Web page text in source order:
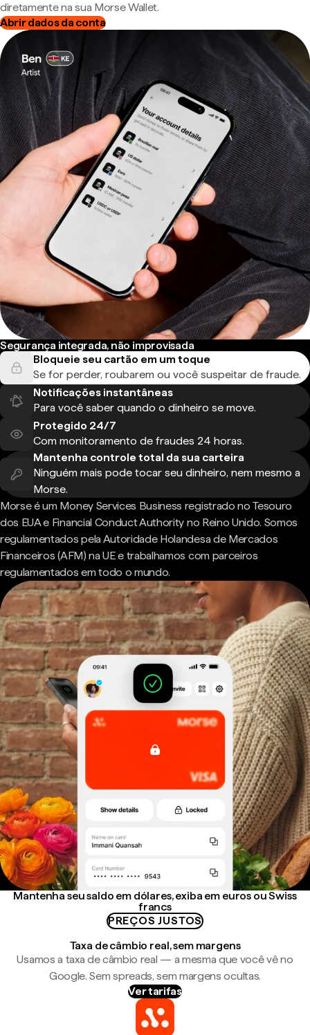
diretamente na sua Morse Wallet.
Abrir dados da conta
Segurança integrada, não improvisada
Bloqueie seu cartão em um toque
Se for perder, roubarem ou você suspeitar de fraude.
Notificações instantâneas
Para você saber quando o dinheiro se move.
Protegido 24/7
Com monitoramento de fraudes 24 horas.
Mantenha controle total da sua carteira
Ninguém mais pode tocar seu dinheiro, nem mesmo a
Morse.
Morse é um Money Services Business registrado no Tesouro
dos EUA e Financial Conduct Authority no Reino Unido. Somos
regulamentados pela Autoridade Holandesa de Mercados
Financeiros (AFM) na UE e trabalhamos com parceiros
regulamentados em todo o mundo.
Mantenha seu saldo em dólares, exiba em euros ou Swiss
francs
PREÇOS JUSTOS
Taxa de câmbio real, sem margens
Usamos a taxa de câmbio real — a mesma que você vê no
Google. Sem spreads, sem margens ocultas.
Ver tarifas